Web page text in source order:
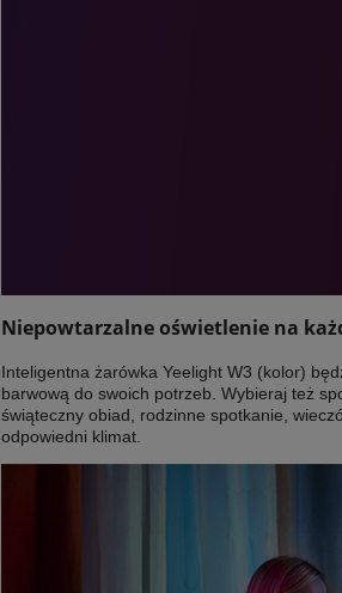
Niepowtarzalne oświetlenie na
Inteligentna żarówka Yeelight W3 (kolor)
barwową do swoich potrzeb. Wybieraj też
świąteczny obiad, rodzinne spotkanie,
odpowiedni klimat.